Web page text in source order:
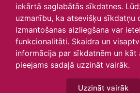
iekārtā saglabātās sīkdatnes.
uzmanību, ka atsevišķu sīkdatņu
izmantošanas aizliegšana var
funkcionalitāti. Skaidra un
informācija par sīkdatnēm un kāt
pieejams sadaļā uzzināt vairāk.
Uzzināt vairāk
O T
7 8